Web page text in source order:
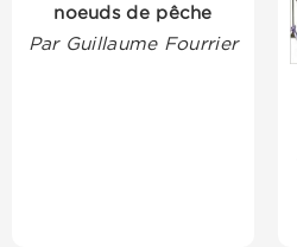
noeuds de pêche
Par Guillaume Fourrier